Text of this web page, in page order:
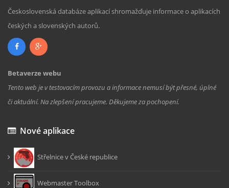
Československá databáze aplikací shromažďuje informace o aplikacích
českých a slovenských autorů.
Betaverze webu
Tento web je v testovacím provozu a informace nemusí být přesné, úplné
či aktuální. Na zlepšení pracujeme. Děkujeme za pochopení.
Nové aplikace
Střelnice v České republice
Webmaster Toolbox